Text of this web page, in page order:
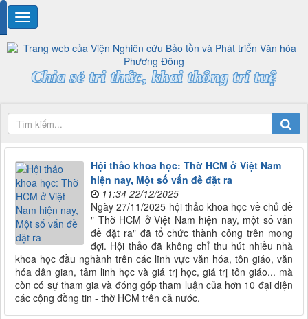
Chia sẻ tri thức, khai thông trí tuệ
Hội thảo khoa học: Thờ HCM ở Việt Nam
hiện nay, Một số vấn đề đặt ra
11:34 22/12/2025
Ngày 27/11/2025 hội thảo khoa học về chủ đề
" Thờ HCM ở Việt Nam hiện nay, một số vấn
đề đặt ra" đã tổ chức thành công trên mong
đợi. Hội thảo đã không chỉ thu hút nhiều nhà
khoa học đầu nghành trên các lĩnh vực văn hóa, tôn giáo, văn
hóa dân gian, tâm linh học và giá trị học, giá trị tôn giáo... mà
còn có sự tham gia và đóng góp tham luận của hơn 10 đại diện
các cộng đồng tin - thờ HCM trên cả nước.